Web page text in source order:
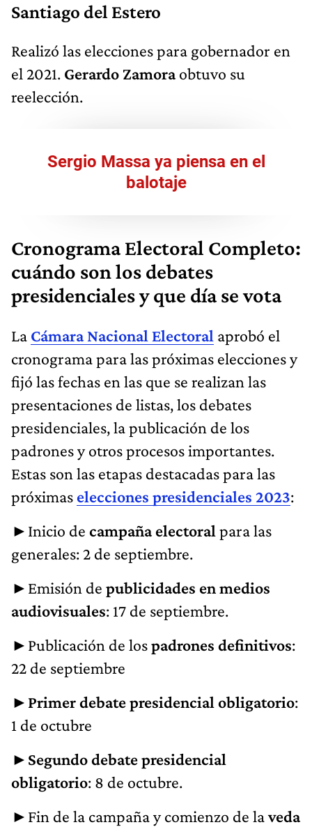
Santiago del Estero
Realizó las elecciones para gobernador en
el 2021. Gerardo Zamoraobtuvo su
reelección.
Sergio Massa ya piensa en el
balotaje​
Cronograma Electoral Completo:
cuándo son los debates
presidenciales y que día se vota
La Cámara Nacional Electoral aprobó el
cronograma para las próximas elecciones y
fijó las fechas en las que se realizan las
presentaciones de listas, los debates
presidenciales, la publicación de los
padrones y otros procesos importantes.
Estas son las etapas destacadas para las
próximas elecciones presidenciales 2023:
►Inicio de campaña electoral para las
generales: 2 de septiembre.
►Emisión de publicidades en medios
audiovisuales: 17 de septiembre.
►Publicación de lospadrones definitivos:
22 de septiembre
► Primer debate presidencial obligatorio:
1 de octubre
► Segundo debate presidencial
obligatorio: 8 de octubre.
►Fin de la campaña y comienzo de laveda